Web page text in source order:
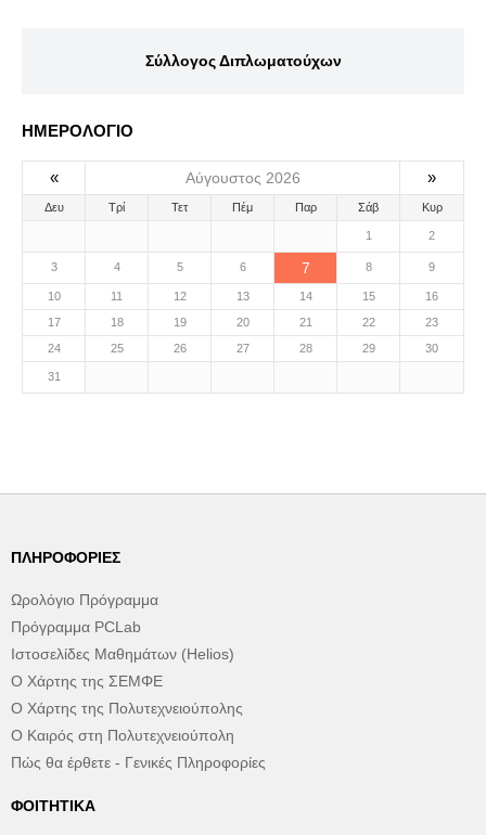
Σύλλογος Διπλωματούχων
ΗΜΕΡΟΛΟΓΙΟ
« Αύγουστος 2026 »
Δευ Τρί Τετ Πέμ Παρ Σάβ Κυρ
1 2
3 4 5 6 7 8 9
10 11 12 13 14 15
16
17
18 19 20 21 22
23
24
25 26 27 28 29 30
31
ΠΛΗΡΟΦΟΡΊΕΣ
Ωρολόγιο Πρόγραμμα
Πρόγραμμα PCLab
Ιστοσελίδες Μαθημάτων (Helios)
Ο Χάρτης της ΣΕΜΦΕ
Ο Χάρτης της Πολυτεχνειούπολης
Ο Καιρός στη Πολυτεχνειούπολη
Πώς θα έρθετε - Γενικές Πληροφορίες
ΦΟΙΤΗΤΙΚΆ